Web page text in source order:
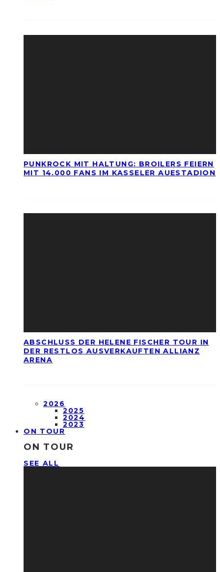
PUNKROCK MIT HALTUNG: BROILERS FEIERN
MIT 14.000 FANS IM KASSELER AUESTADION
ABSCHLUSS DER HELENE FISCHER TOUR IN
DER RESTLOS AUSVERKAUFTEN ALLIANZ
ARENA
2026
2025
2024
2023
ON TOUR
ON TOUR
SEE ALL